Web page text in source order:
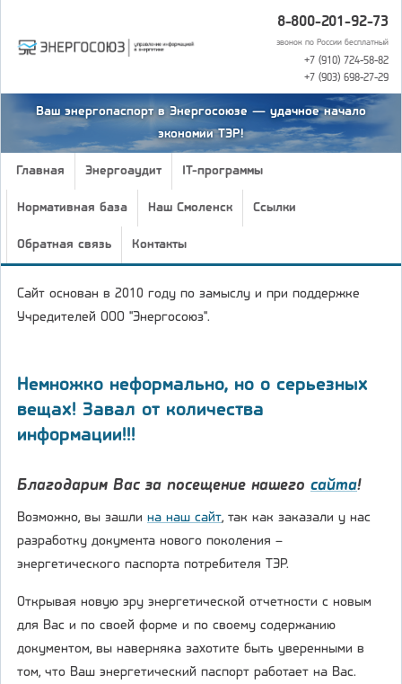
8-800-201-92-73
звонок по России бесплатный
+7 (910) 724-58-82
+7 (903) 698-27-29
Ваш энергопаспорт в Энергосоюзе — удачное начало
экономии ТЭР!
Главная Энергоаудит IT-программы
Нормативная база Наш Смоленск Ссылки
Обратная связь Контакты
Сайт основан в 2010 году по замыслу и при поддержке
Учредителей ООО "Энергосоюз".
Немножко неформально, но о серьезных
вещах! Завал от количества
информации!!!
Благодарим Вас за посещение нашего сайта!
Возможно, вы зашли на наш сайт, так как заказали у нас
разработку документа нового поколения –
энергетического паспорта потребителя ТЭР.
Открывая новую эру энергетической отчетности с новым
для Вас и по своей форме и по своему содержанию
документом, вы наверняка захотите быть уверенными в
том, что Ваш энергетический паспорт работает на Вас.